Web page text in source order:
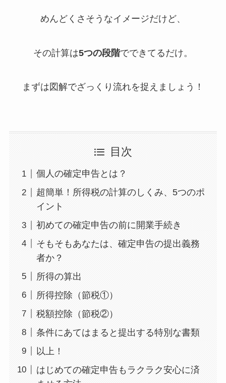
めんどくさそうなイメージだけど、
その計算は5つの段階でできてるだけ。
まずは図解でざっくり流れを捉えましょう！
目次
個人の確定申告とは？
超簡単！所得税の計算のしくみ、5つのポ
イント
初めての確定申告の前に開業手続き
そもそもあなたは、確定申告の提出義務
者か？
所得の算出
所得控除（節税①）
税額控除（節税②）
条件にあてはまると提出する特別な書類
以上！
はじめての確定申告もラクラク安心に済